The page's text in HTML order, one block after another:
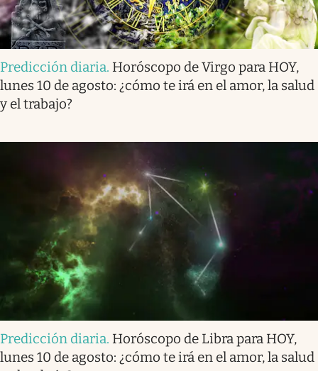
Predicción diaria. Horóscopo de Virgo para HOY,
lunes 10 de agosto: ¿cómo te irá en el amor, la salud
y el trabajo?
Predicción diaria. Horóscopo de Libra para HOY,
lunes 10 de agosto: ¿cómo te irá en el amor, la salud